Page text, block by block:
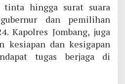
tinta hingga surat suara
dan pemilihan
Kapolres Jombang, juga
kesiapan dan kesigapan
tugas berjaga di